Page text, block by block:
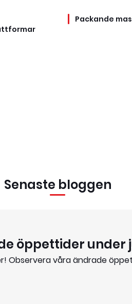
Packande
Senaste bloggen
öppettider under
Observera våra ändrade